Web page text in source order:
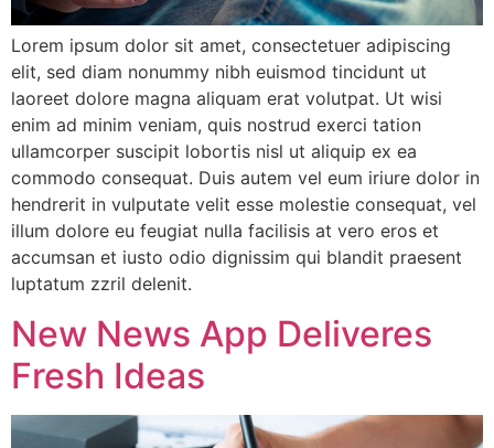
Lorem ipsum dolor sit amet, consectetuer adipiscing
elit, sed diam nonummy nibh euismod tincidunt ut
laoreet dolore magna aliquam erat volutpat. Ut wisi
enim ad minim veniam, quis nostrud exerci tation
ullamcorper suscipit lobortis nisl ut aliquip ex ea
commodo consequat. Duis autem vel eum iriure dolor in
hendrerit in vulputate velit esse molestie consequat, vel
illum dolore eu feugiat nulla facilisis at vero eros et
accumsan et iusto odio dignissim qui blandit praesent
luptatum zzril delenit.
New News App Deliveres
Fresh Ideas